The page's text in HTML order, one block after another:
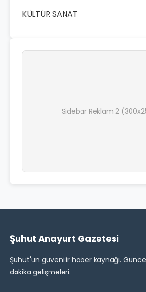
KÜLTÜR SANAT
Sidebar Reklam 2
Şuhut Anayurt Gazetesi
Şuhut'un güvenilir haber kaynağı.
dakika gelişmeleri.